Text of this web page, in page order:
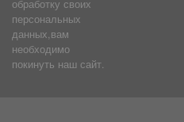
обработку своих
персональных
данных,вам
необходимо
покинуть наш сайт.